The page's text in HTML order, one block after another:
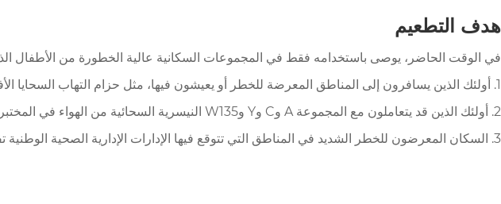
هدف التطعيم
في الوقت الحاضر، يوصى باستخدامه فقط في المجموعات السكانية عالية الخطورة من الأطفال
1. أولئك الذين يسافرون إلى المناطق المعرضة للخطر أو يعيشون فيها، مثل حزام التهاب السحايا الأفريقي (المناطق الوبائية للمجموعة A وC وY وW135 Neisseria meningitidis).
2. أولئك الذين قد يتعاملون مع المجموعة A وC وY وW135 النيسرية السحائية من الهواء في المختبر أو في أعمال إنتاج اللقاحات.
3. السكان المعرضون للخطر الشديد في المناطق التي تتوقع فيها الإدارات الإدارية الصحية الوطنية تفشي عدوى المجموعة Y وW135 من النيسرية السحائية بناءً على التحقيقات الوبائية.